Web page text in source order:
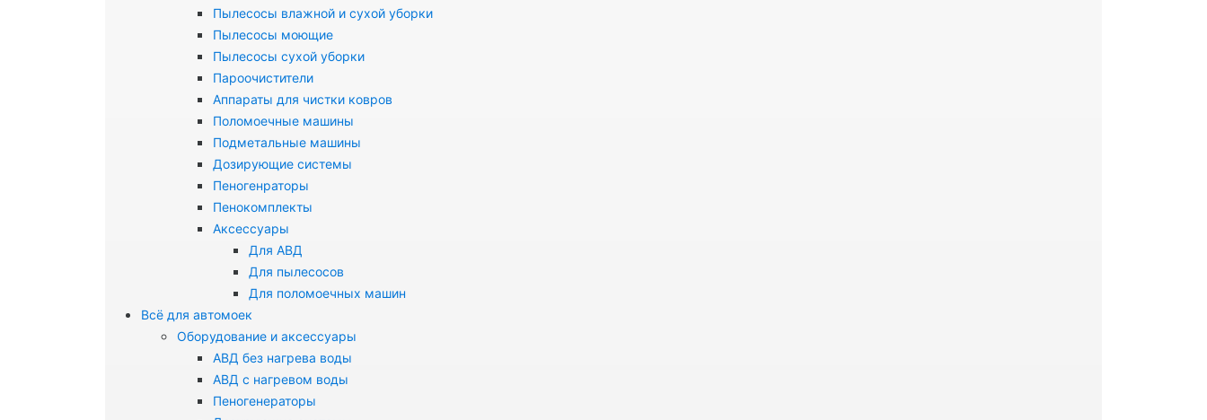
Пылесосы влажной и сухой уборки
Пылесосы моющие
Пылесосы сухой уборки
Пароочистители
Аппараты для чистки ковров
Поломоечные машины
Подметальные машины
Дозирующие системы
Пеногенраторы
Пенокомплекты
Аксессуары
Для АВД
Для пылесосов
Для поломоечных машин
Всё для автомоек
Оборудование и аксессуары
АВД без нагрева воды
АВД с нагревом воды
Пеногенераторы